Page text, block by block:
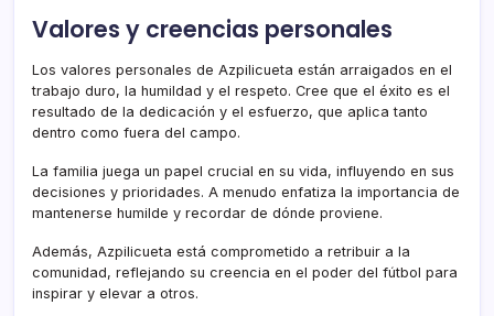
Valores y creencias personales
Los valores personales de Azpilicueta están arraigados en el
trabajo duro, la humildad y el respeto. Cree que el éxito es el
resultado de la dedicación y el esfuerzo, que aplica tanto
dentro como fuera del campo.
La familia juega un papel crucial en su vida, influyendo en sus
decisiones y prioridades. A menudo enfatiza la importancia de
mantenerse humilde y recordar de dónde proviene.
Además, Azpilicueta está comprometido a retribuir a la
comunidad, reflejando su creencia en el poder del fútbol para
inspirar y elevar a otros.